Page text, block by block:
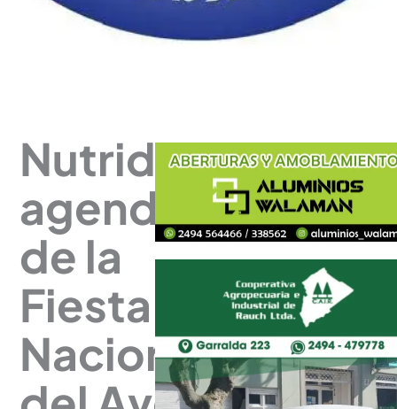
Nutrida
agenda
de la
Fiesta
Nacional